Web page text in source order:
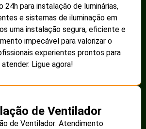
24h para instalação de luminárias,
e sistemas de iluminação em
uma instalação segura, eficiente e
impecável para valorizar o
experientes prontos para
atender. Ligue agora!
de Ventilador
de Ventilador: Atendimento